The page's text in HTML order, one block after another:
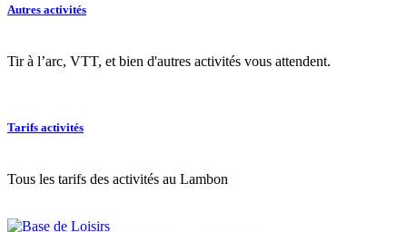
Autres activités
Tir à l’arc, VTT, et bien d'autres activités vous attendent.
Tarifs activités
Tous les tarifs des activités au Lambon